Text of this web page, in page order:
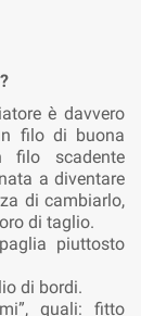
è davvero
filo di buona
scadente
a diventare
di cambiarlo,
di taglio.
piuttosto
di bordi.
quali: fitto